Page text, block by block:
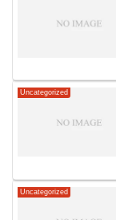
Uncategorized
Uncategorized